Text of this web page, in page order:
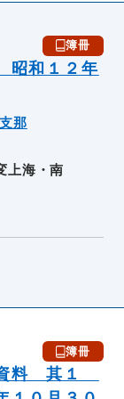
簿冊
昭和１２年
支那
上海・南
簿冊
資料 其１